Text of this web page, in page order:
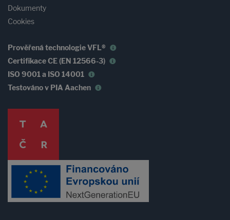
Dokumenty
Cookies
Prověřená technologie VFL®
Certifikace CE (EN 12566-3)
ISO 9001 a ISO 14001
Testováno v PIA Aachen